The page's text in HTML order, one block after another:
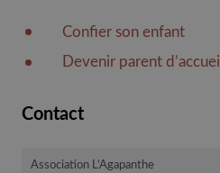
Confier son enfant
Devenir parent d’accueil
Contact
Association L’Agapanthe